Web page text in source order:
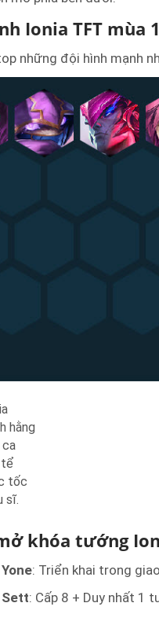
Ionia TFT mùa
những đội hình mạnh
hằng
ca
tốc
sĩ.
khóa tướng
Yone: Triển khai trong
Sett: Cấp 8 + Duy nhất 1